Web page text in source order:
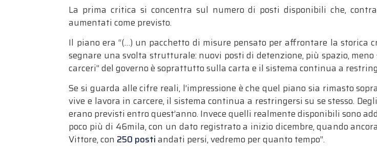
La prima critica si concentra sul numero di posti disponibili che,
aumentati come previsto.
Il piano era “(…) un pacchetto di misure pensato per affrontare la storica
segnare una svolta strutturale: nuovi posti di detenzione, più spazio,
carceri” del governo è soprattutto sulla carta e il sistema continua a
Se si guarda alle cifre reali, l’impressione è che quel piano sia rimasto
vive e lavora in carcere, il sistema continua a restringersi su se stesso.
erano previsti entro quest’anno. Invece quelli realmente disponibili sono
poco più di 46mila, con un dato registrato a inizio dicembre, quando
Vittore, con 250 postiandati persi, vedremo per quanto tempo”.